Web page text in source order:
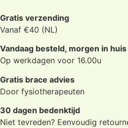
Gratis verzending
Vanaf €40 (NL)
Vandaag besteld, morgen in huis
Op werkdagen voor 16.00u
Gratis brace advies
Door fysiotherapeuten
30 dagen bedenktijd
Niet tevreden? Eenvoudig